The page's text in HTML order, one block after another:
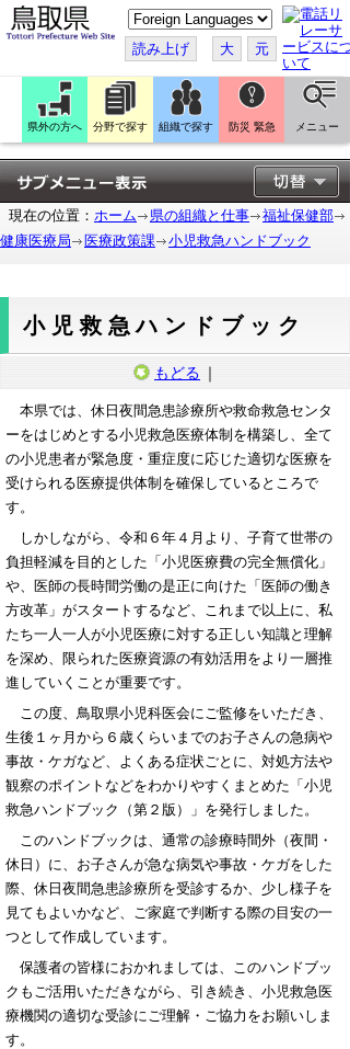
こ
の
ペ
ー
ジ
翻
訳
す
る
読み上げ 大 元
県外の方へ 分野で探す 組織で探す 防災 緊急 メニュー
現在の位置： ホーム 県の組織と仕事
福祉保健部
健康医療局
医療政策課 小児救急ハンドブック
小児救急ハンドブック
もどる ｜
本県では、休日夜間急患診療所や救命救急センタ
ーをはじめとする小児救急医療体制を構築し、全て
の小児患者が緊急度・重症度に応じた適切な医療を
受けられる医療提供体制を確保しているところで
す。
しかしながら、令和６年４月より、子育て世帯の
負担軽減を目的とした「小児医療費の完全無償化」
や、医師の長時間労働の是正に向けた「医師の働き
方改革」がスタートするなど、これまで以上に、私
たち一人一人が小児医療に対する正しい知識と理解
を深め、限られた医療資源の有効活用をより一層推
進していくことが重要です。
この度、鳥取県小児科医会にご監修をいただき、
生後１ヶ月から６歳くらいまでのお子さんの急病や
事故・ケガなど、よくある症状ごとに、対処方法や
観察のポイントなどをわかりやすくまとめた「小児
救急ハンドブック（第２版）」を発行しました。
このハンドブックは、通常の診療時間外（夜間・
休日）に、お子さんが急な病気や事故・ケガをした
際、休日夜間急患診療所を受診するか、少し様子を
見てもよいかなど、ご家庭で判断する際の目安の一
つとして作成しています。
保護者の皆様におかれましては、このハンドブッ
クもご活用いただきながら、引き続き、小児救急医
療機関の適切な受診にご理解・ご協力をお願いしま
す。